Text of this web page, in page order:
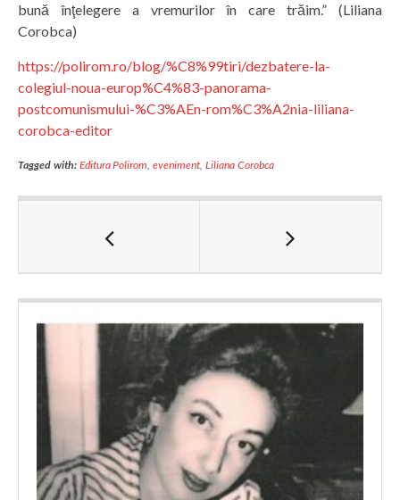
bună înţelegere a vremurilor în care trăim.” (Liliana
Corobca)
https://polirom.ro/blog/%C8%99tiri/dezbatere-la-
colegiul-noua-europ%C4%83-panorama-
postcomunismului-%C3%AEn-rom%C3%A2nia-liliana-
corobca-editor
Tagged with: Editura Polirom,eveniment,Liliana Corobca